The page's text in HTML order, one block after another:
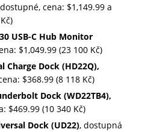
cena: $1,149.99 a
USB-C Hub Monitor
$1,049.99 (23 100 Kč)
Charge Dock (HD22Q),
$368.99 (8 118 Kč)
Dock (WD22TB4),
$469.99 (10 340 Kč)
Dock (UD22), dostupná